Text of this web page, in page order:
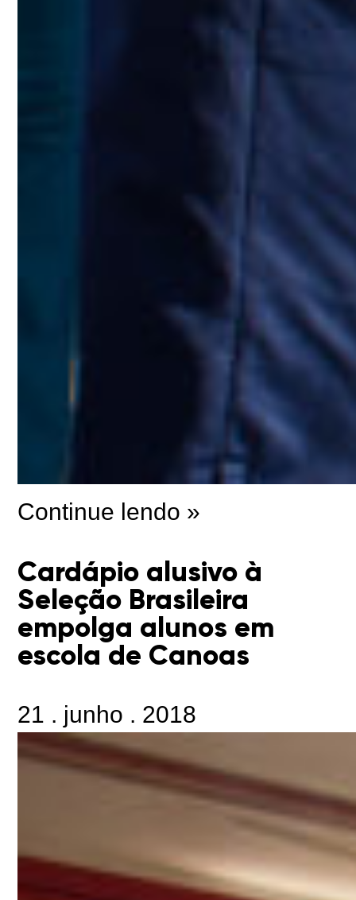
Continue lendo »
Cardápio alusivo à
Seleção Brasileira
empolga alunos em
escola de Canoas
21 . junho . 2018